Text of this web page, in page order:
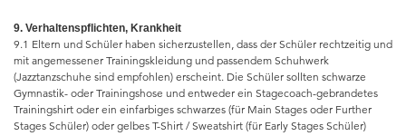
9. Verhaltenspflichten, Krankheit
9.1 Eltern und Schüler haben sicherzustellen, dass der Schüler rechtzeitig und
mit angemessener Trainingskleidung und passendem Schuhwerk
(Jazztanzschuhe sind empfohlen) erscheint. Die Schüler sollten schwarze
Gymnastik- oder Trainingshose und entweder ein Stagecoach-gebrandetes
Trainingshirt oder ein einfarbiges schwarzes (für Main Stages oder Further
Stages Schüler) oder gelbes T-Shirt / Sweatshirt (für Early Stages Schüler)